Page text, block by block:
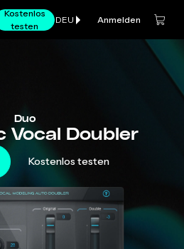
Kostenlos
testen
DEU Anmelden
Duo
Vocal Doubler
Kostenlos testen